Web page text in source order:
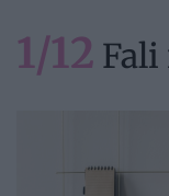
1/12 Fali